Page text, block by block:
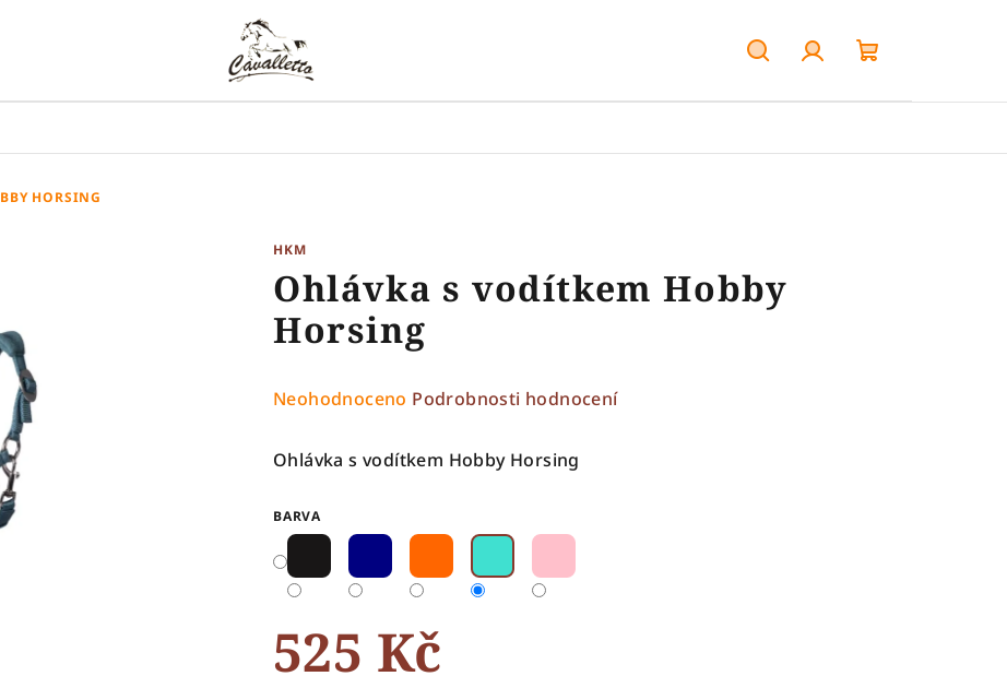
košík
HORSING
HKM
Ohlávka s vodítkem Hobby
Horsing
Průměrné
produktu
z
5
hvězdiček.
Neohodnoceno Podrobnosti hodnocení
Ohlávka s vodítkem Hobby Horsing
BARVA
525 Kč